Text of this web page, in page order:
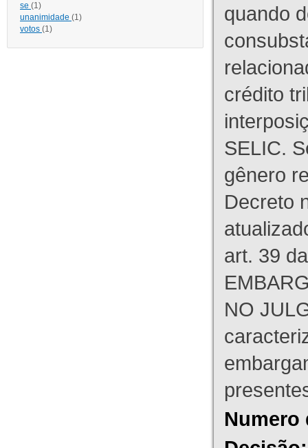
se (1)
unanimidade (1)
votos (1)
quando
crédito
SELIC.
gênero
Decreto
art. 39
NO
Numero